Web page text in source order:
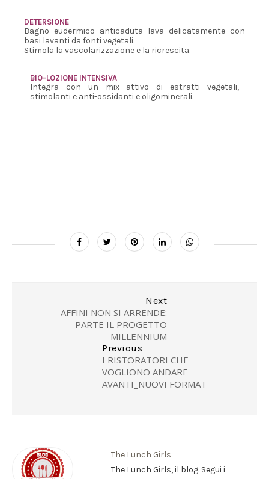
DETERSIONE
Bagno eudermico anticaduta lava delicatamente con
basi lavanti da fonti vegetali.
Stimola la vascolarizzazione e la ricrescita.
BIO-LOZIONE INTENSIVA
Integra con un mix attivo di estratti vegetali,
stimolanti e anti-ossidanti e oligominerali.
Next
AFFINI NON SI ARRENDE:
PARTE IL PROGETTO
MILLENNIUM
Previous
I RISTORATORI CHE
VOGLIONO ANDARE
AVANTI_NUOVI FORMAT
The Lunch Girls
The Lunch Girls, il blog. Segui i